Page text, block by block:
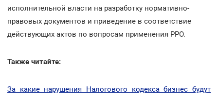
исполнительной власти на разработку нормативно-
правовых документов и приведение в соответствие
действующих актов по вопросам применения РРО.
Также читайте:
За какие нарушения Налогового кодекса бизнес будут